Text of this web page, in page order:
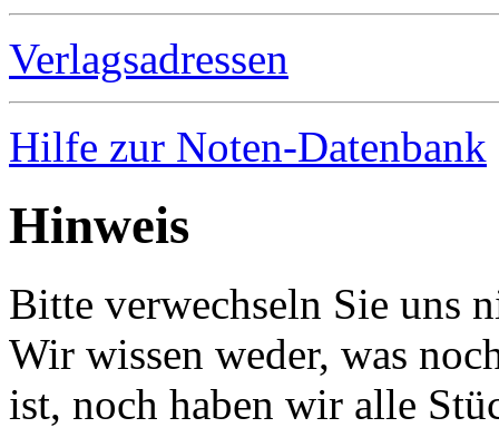
Verlagsadressen
Hilfe zur Noten-Datenbank
Hinweis
Bitte verwechseln Sie uns
Wir wissen weder, was
ist, noch haben wir alle